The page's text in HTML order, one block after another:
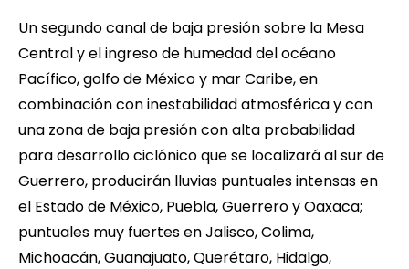
Un segundo canal de baja presión sobre la Mesa
Central y el ingreso de humedad del océano
Pacífico, golfo de México y mar Caribe, en
combinación con inestabilidad atmosférica y con
una zona de baja presión con alta probabilidad
para desarrollo ciclónico que se localizará al sur de
Guerrero, producirán lluvias puntuales intensas en
el Estado de México, Puebla, Guerrero y Oaxaca;
puntuales muy fuertes en Jalisco, Colima,
Michoacán, Guanajuato, Querétaro, Hidalgo,